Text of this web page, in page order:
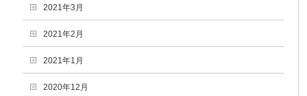
2021年3月
2021年2月
2021年1月
2020年12月